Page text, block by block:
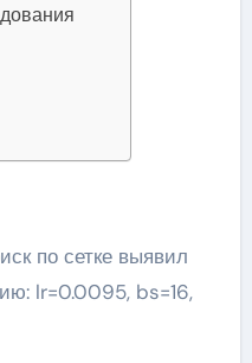
lr=0.0095, bs=16,